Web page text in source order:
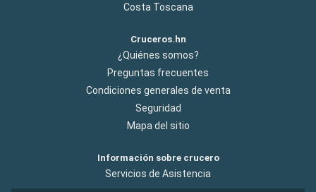
Costa Toscana
Cruceros.hn
¿Quiénes somos?
Preguntas frecuentes
Condiciones generales de venta
Seguridad
Mapa del sitio
Información sobre crucero
Servicios de Asistencia